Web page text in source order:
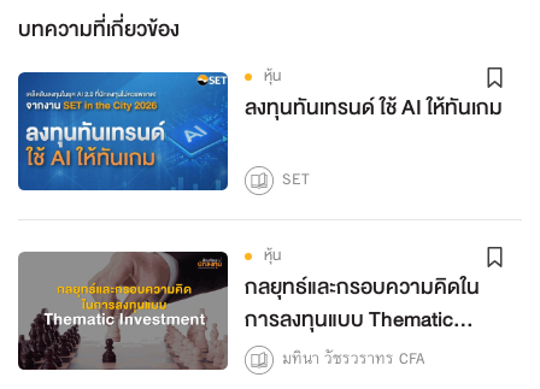
บทความที่เกี่ยวข้อง
หุ้น
ลงทุนทันเทรนด์ ใช้ AI ให้ทันเกม
SET
หุ้น
กลยุทธ์และกรอบความคิดใน
การลงทุนแบบ Thematic
Investment
มทินา วัชรวราทร CFA